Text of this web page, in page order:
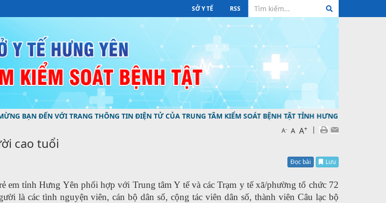
SỞ Y TẾ RSS
ĐẾN VỚI TRANG THÔNG TIN ĐIỆN TỬ CỦA TRUNG TÂM KIỂM SOÁT BỆNH TẬT TỈNH HƯNG YÊN ĐƯỜNG
A- A A+ |
cao tuổi
Đọc bài Lưu
tỉnh Hưng Yên phối hợp với Trung tâm Y tế và các Trạm y tế xã/phường tổ chức 72
là các tình nguyện viên, cán bộ dân số, cộng tác viên dân số, thành viên Câu lạc bộ